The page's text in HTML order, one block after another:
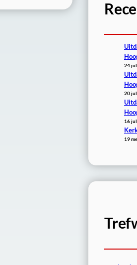
24
20
16
19